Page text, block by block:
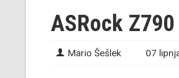
ASRock
Mario Šešlek 07